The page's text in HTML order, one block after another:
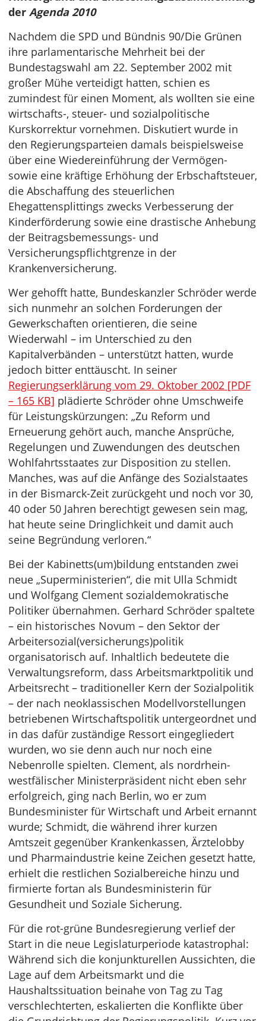
der Agenda 2010
Nachdem die SPD und Bündnis 90/Die Grünen
ihre parlamentarische Mehrheit bei der
Bundestagswahl am 22. September 2002 mit
großer Mühe verteidigt hatten, schien es
zumindest für einen Moment, als wollten sie eine
wirtschafts-, steuer- und sozialpolitische
Kurskorrektur vornehmen. Diskutiert wurde in
den Regierungsparteien damals beispielsweise
über eine Wiedereinführung der Vermögen-
sowie eine kräftige Erhöhung der Erbschaftsteuer,
die Abschaffung des steuerlichen
Ehegattensplittings zwecks Verbesserung der
Kinderförderung sowie eine drastische Anhebung
der Beitragsbemessungs- und
Versicherungspflichtgrenze in der
Krankenversicherung.
Wer gehofft hatte, Bundeskanzler Schröder werde
sich nunmehr an solchen Forderungen der
Gewerkschaften orientieren, die seine
Wiederwahl – im Unterschied zu den
Kapitalverbänden – unterstützt hatten, wurde
jedoch bitter enttäuscht. In seiner
Regierungserklärung vom 29. Oktober 2002 [PDF
– 165 KB] plädierte Schröder ohne Umschweife
für Leistungskürzungen: „Zu Reform und
Erneuerung gehört auch, manche Ansprüche,
Regelungen und Zuwendungen des deutschen
Wohlfahrtsstaates zur Disposition zu stellen.
Manches, was auf die Anfänge des Sozialstaates
in der Bismarck-Zeit zurückgeht und noch vor 30,
40 oder 50 Jahren berechtigt gewesen sein mag,
hat heute seine Dringlichkeit und damit auch
seine Begründung verloren.“
Bei der Kabinetts(um)bildung entstanden zwei
neue „Superministerien“, die mit Ulla Schmidt
und Wolfgang Clement sozialdemokratische
Politiker übernahmen. Gerhard Schröder spaltete
– ein historisches Novum – den Sektor der
Arbeitersozial(versicherungs)politik
organisatorisch auf. Inhaltlich bedeutete die
Verwaltungsreform, dass Arbeitsmarktpolitik und
Arbeitsrecht – traditioneller Kern der Sozialpolitik
– der nach neoklassischen Modellvorstellungen
betriebenen Wirtschaftspolitik untergeordnet und
in das dafür zuständige Ressort eingegliedert
wurden, wo sie denn auch nur noch eine
Nebenrolle spielten. Clement, als nordrhein-
westfälischer Ministerpräsident nicht eben sehr
erfolgreich, ging nach Berlin, wo er zum
Bundesminister für Wirtschaft und Arbeit ernannt
wurde; Schmidt, die während ihrer kurzen
Amtszeit gegenüber Krankenkassen, Ärztelobby
und Pharmaindustrie keine Zeichen gesetzt hatte,
erhielt die restlichen Sozialbereiche hinzu und
firmierte fortan als Bundesministerin für
Gesundheit und Soziale Sicherung.
Für die rot-grüne Bundesregierung verlief der
Start in die neue Legislaturperiode katastrophal:
Während sich die konjunkturellen Aussichten, die
Lage auf dem Arbeitsmarkt und die
Haushaltssituation beinahe von Tag zu Tag
verschlechterten, eskalierten die Konflikte über